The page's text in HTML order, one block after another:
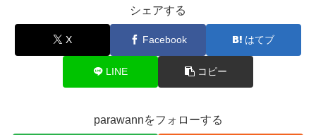
シェアする
X Facebook はてブ
LINE コピー
parawannをフォローする